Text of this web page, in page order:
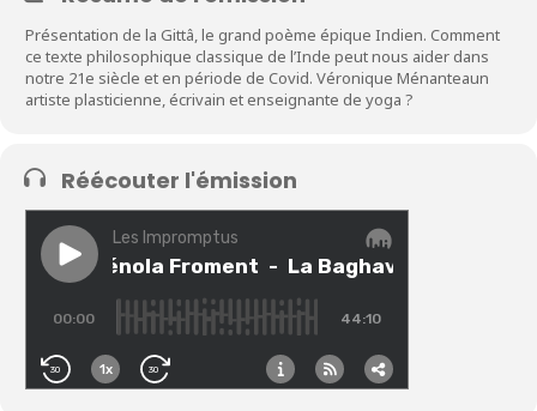
Présentation de la Gittâ, le grand poème épique Indien. Comment
ce texte philosophique classique de l’Inde peut nous aider dans
notre 21e siècle et en période de Covid. Véronique Ménanteaun
artiste plasticienne, écrivain et enseignante de yoga ?
Réécouter l'émission